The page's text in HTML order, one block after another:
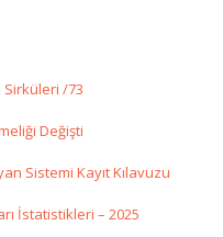
Sirküleri /73
Değişti
Sistemi Kayıt Kılavuzu
İstatistikleri – 2025